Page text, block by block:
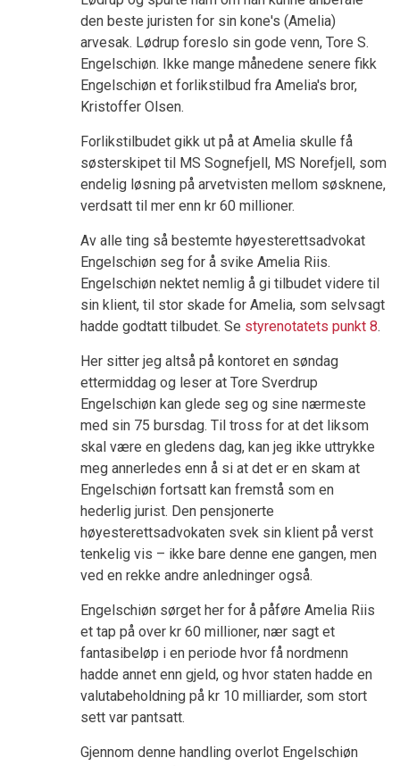
den beste juristen for sin kone's (Amelia)
arvesak. Lødrup foreslo sin gode venn, Tore S.
Engelschiøn. Ikke mange månedene senere fikk
Engelschiøn et forlikstilbud fra Amelia's bror,
Kristoffer Olsen.
Forlikstilbudet gikk ut på at Amelia skulle få
søsterskipet til MS Sognefjell, MS Norefjell, som
endelig løsning på arvetvisten mellom søsknene,
verdsatt til mer enn kr 60 millioner.
Av alle ting så bestemte høyesterettsadvokat
Engelschiøn seg for å svike Amelia Riis.
Engelschiøn nektet nemlig å gi tilbudet videre til
sin klient, til stor skade for Amelia, som selvsagt
hadde godtatt tilbudet. Se styrenotatets punkt 8.
Her sitter jeg altså på kontoret en søndag
ettermiddag og leser at Tore Sverdrup
Engelschiøn kan glede seg og sine nærmeste
med sin 75 bursdag. Til tross for at det liksom
skal være en gledens dag, kan jeg ikke uttrykke
meg annerledes enn å si at det er en skam at
Engelschiøn fortsatt kan fremstå som en
hederlig jurist. Den pensjonerte
høyesterettsadvokaten svek sin klient på verst
tenkelig vis – ikke bare denne ene gangen, men
ved en rekke andre anledninger også.
Engelschiøn sørget her for å påføre Amelia Riis
et tap på over kr 60 millioner, nær sagt et
fantasibeløp i en periode hvor få nordmenn
hadde annet enn gjeld, og hvor staten hadde en
valutabeholdning på kr 10 milliarder, som stort
sett var pantsatt.
Gjennom denne handling overlot Engelschiøn